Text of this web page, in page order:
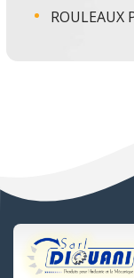
ROULEAUX